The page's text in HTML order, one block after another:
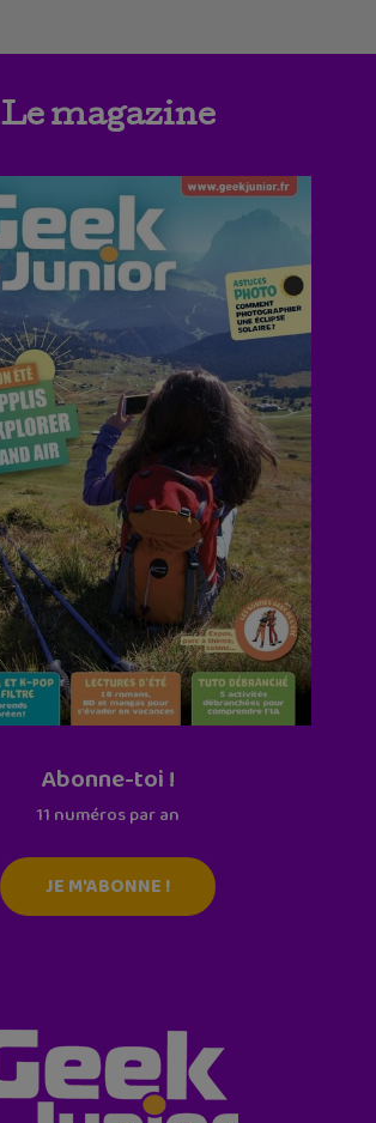
Le magazine
Abonne-toi !
11 numéros par an
JE M'ABONNE !